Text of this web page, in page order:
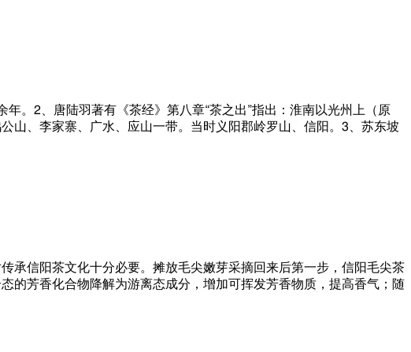
。2、唐陆羽著有《茶经》第八章“茶之出”指出：淮南以光州上（原
山、李家寨、广水、应山一带。当时义阳郡岭罗山、信阳。3、苏东坡
承信阳茶文化十分必要。摊放毛尖嫩芽采摘回来后第一步，信阳毛尖茶
的芳香化合物降解为游离态成分，增加可挥发芳香物质，提高香气；随